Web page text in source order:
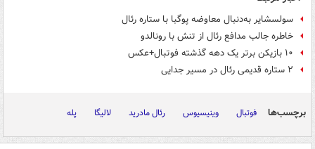
سولسشایر به‌دنبال معاوضه پوگبا با ستاره رئال
خاطره جالب مدافع رئال از تنش با رونالدو
۱۰ بازیکن برتر یک دهه گذشته فوتبال+عکس
۲ ستاره قدیمی رئال در مسیر جدایی
برچسب‌ها فوتبال وینیسیوس رئال مادرید لالیگا پله